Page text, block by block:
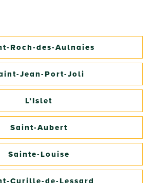
Roch-des-Aulnaies
Jean-Port-Joli
L’Islet
Saint-Aubert
Sainte-Louise